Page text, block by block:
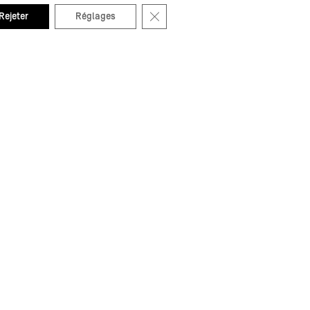
Rejeter Réglages Fermer la bannière des cookies